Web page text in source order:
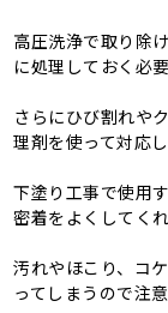
高圧洗浄で取り除
に処理しておく必
さらにひび割れや
理剤を使って対応
下塗り工事で使用
密着をよくしてく
汚れやほこり、コ
ってしまうので注